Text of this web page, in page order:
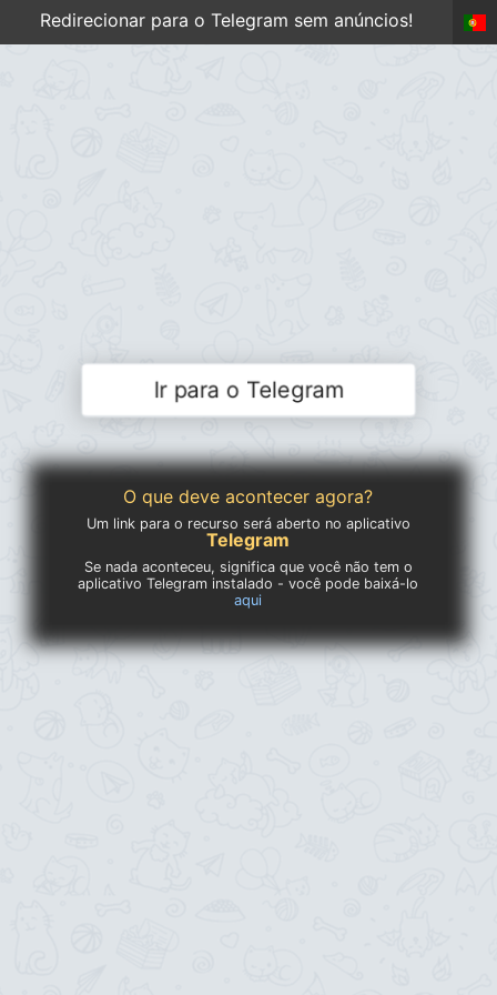
Redirecionar para o Telegram sem anúncios!
Ir para o Telegram
O que deve acontecer agora?
Um link para o recurso será aberto no aplicativo
Telegram
Se nada aconteceu, significa que você não tem o
aplicativo Telegram instalado - você pode baixá-lo
aqui